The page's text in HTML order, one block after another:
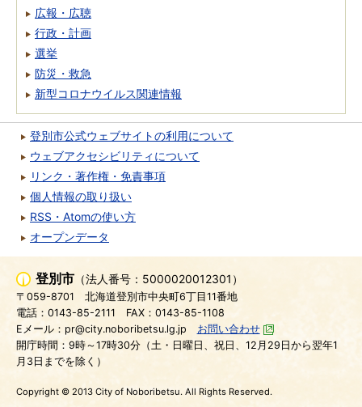
広報・広聴
行政・計画
選挙
防災・救急
新型コロナウイルス関連情報
登別市公式ウェブサイトの利用について
ウェブアクセシビリティについて
リンク・著作権・免責事項
個人情報の取り扱い
RSS・Atomの使い方
オープンデータ
登別市 （法人番号：5000020012301）
〒059-8701
北海道登別市中央町6丁目11番地
電話：0143-85-2111
FAX：0143-85-1108
Eメール：pr@city.noboribetsu.lg.jp
お問い合わせ
開庁時間：9時～17時30分（土・日曜日、祝日、12月29日から翌年1
月3日までを除く）
Copyright © 2013 City of Noboribetsu. All Rights Reserved.